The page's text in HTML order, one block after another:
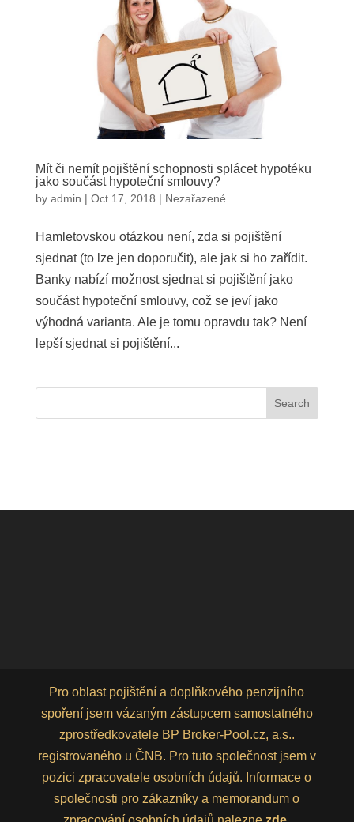
Mít či nemít pojištění schopnosti splácet hypotéku
jako součást hypoteční smlouvy?
by admin | Oct 17, 2018 | Nezařazené
Hamletovskou otázkou není, zda si pojištění
sjednat (to lze jen doporučit), ale jak si ho zařídit.
Banky nabízí možnost sjednat si pojištění jako
součást hypoteční smlouvy, což se jeví jako
výhodná varianta. Ale je tomu opravdu tak? Není
lepší sjednat si pojištění...
Pro oblast pojištění a doplňkového penzijního
spoření jsem vázaným zástupcem samostatného
zprostředkovatele BP Broker-Pool.cz, a.s..
registrovaného u ČNB. Pro tuto společnost jsem v
pozici zpracovatele osobních údajů. Informace o
společnosti pro zákazníky a memorandum o